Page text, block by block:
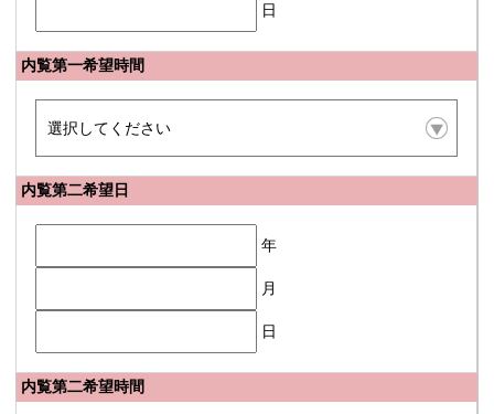
日
内覧第一希望時間
内覧第二希望日
年
月
日
内覧第二希望時間